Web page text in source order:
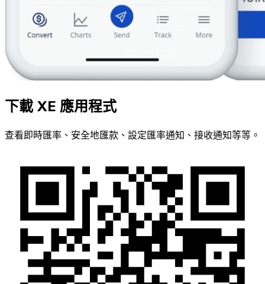
下載 XE 應用程式
查看即時匯率、安全地匯款、設定匯率通知、接收通知等等。